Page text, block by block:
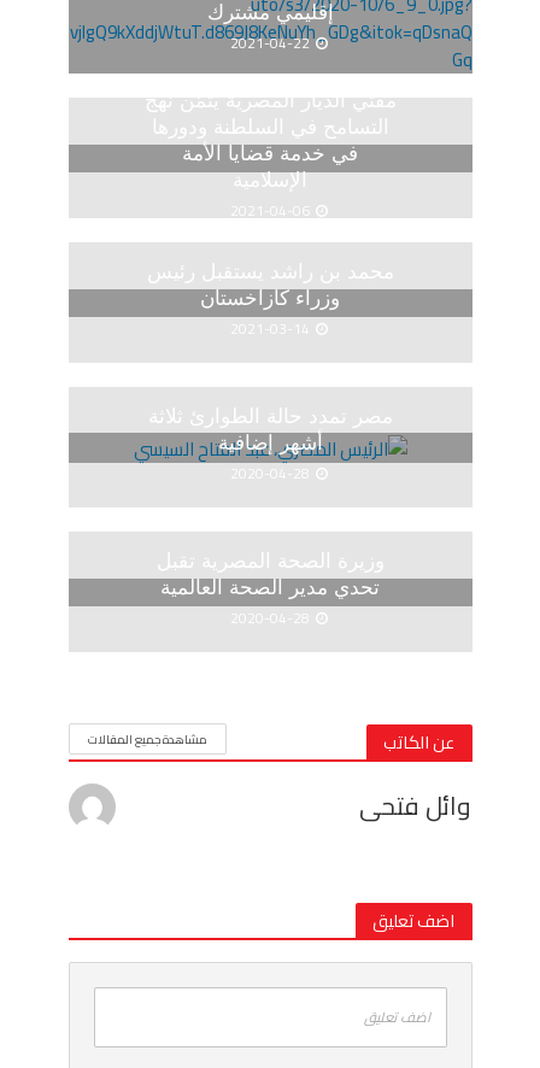
إقليمي مشترك
2021-04-22
مفتي الديار المصرية يثمّن نهج
التسامح في السلطنة ودورها
في خدمة قضايا الأمة
الإسلامية
2021-04-06
محمد بن راشد يستقبل رئيس
وزراء كازاخستان
2021-03-14
مصر تمدد حالة الطوارئ ثلاثة
أشهر إضافية
2020-04-28
وزيرة الصحة المصرية تقبل
تحدي مدير الصحة العالمية
2020-04-28
عن الكاتب مشاهدة جميع المقالات
وائل فتحى
اضف تعليق
اضف تعليق